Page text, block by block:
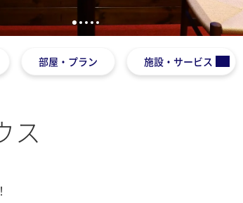
1 2 3 4 5
部屋・プラン 施設・サービス
ス